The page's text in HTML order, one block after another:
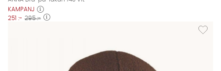
KAMPANJ
251 :- 295 :-
Lägg